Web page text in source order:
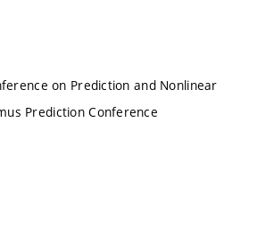
on Prediction and Nonlinear
Prediction Conference